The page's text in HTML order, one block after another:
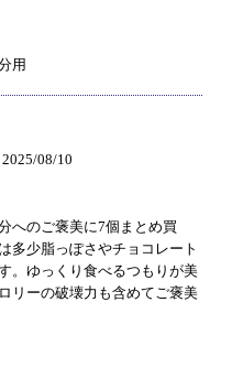
用
08/10
へのご褒美に7個まとめ買
多少脂っぽさやチョコレート
。ゆっくり食べるつもりが美
リーの破壊力も含めてご褒美